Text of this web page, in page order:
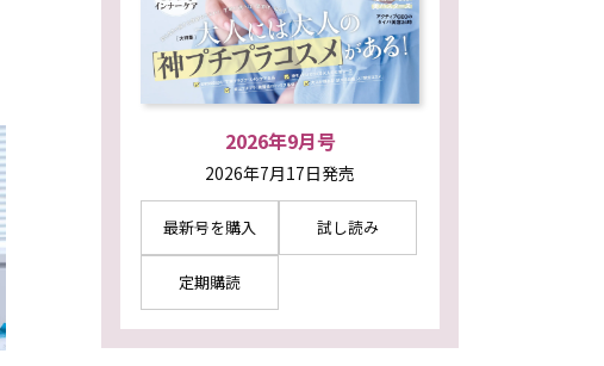
2026年9月号
2026年7月17日発売
最新号を購入 試し読み
定期購読